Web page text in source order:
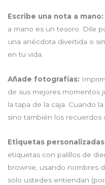
Escribe una nota a mano:
a mano es un tesoro. Dile
una anécdota divertida o
en tu vida.
Añade fotografías:
de sus mejores momentos
la tapa de la caja. Cuando
sino también los recuerdos
Etiquetas
etiquetas con palillos de
brownie, usando nombres
solo ustedes entiendan